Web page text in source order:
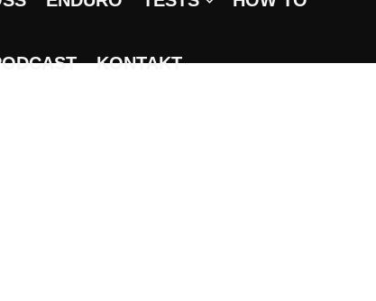
KONTAKT